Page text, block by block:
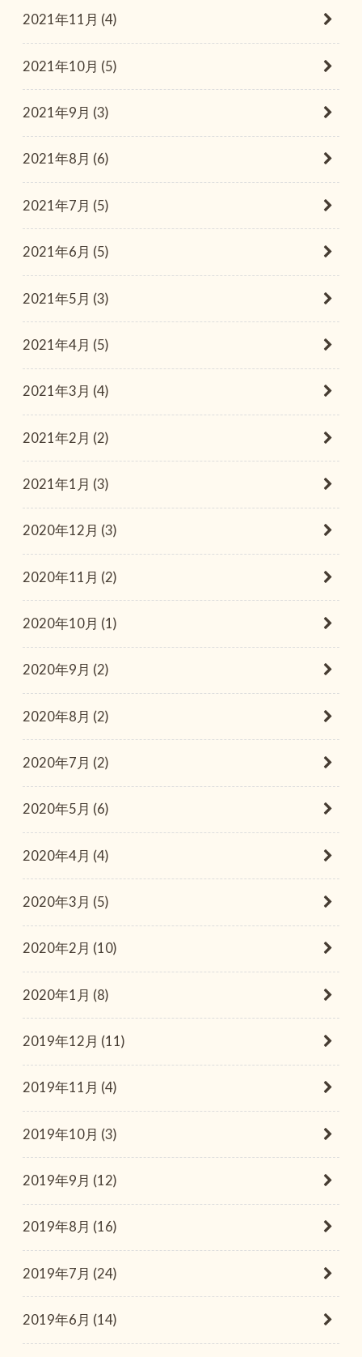
2021年11月 (4)
2021年10月 (5)
2021年9月 (3)
2021年8月 (6)
2021年7月 (5)
2021年6月 (5)
2021年5月 (3)
2021年4月 (5)
2021年3月 (4)
2021年2月 (2)
2021年1月 (3)
2020年12月 (3)
2020年11月 (2)
2020年10月 (1)
2020年9月 (2)
2020年8月 (2)
2020年7月 (2)
2020年5月 (6)
2020年4月 (4)
2020年3月 (5)
2020年2月 (10)
2020年1月 (8)
2019年12月 (11)
2019年11月 (4)
2019年10月 (3)
2019年9月 (12)
2019年8月 (16)
2019年7月 (24)
2019年6月 (14)